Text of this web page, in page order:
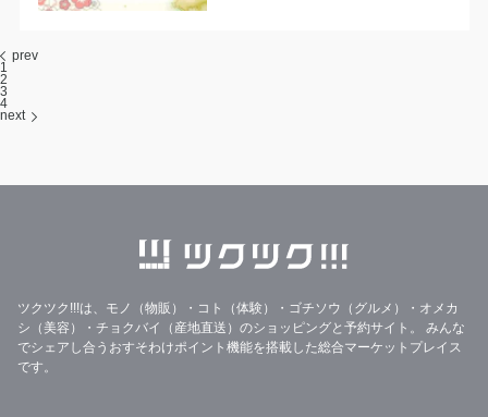
prev
1
2
3
4
next
ツクツク!!!は、モノ（物販）・コト（体験）・ゴチソウ（グルメ）・オメカ
シ（美容）・チョクバイ（産地直送）のショッピングと予約サイト。
みんな
でシェアし合うおすそわけポイント機能を搭載した総合マーケットプレイス
です。